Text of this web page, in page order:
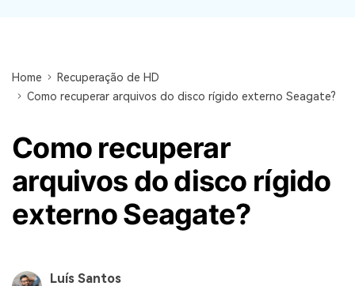
Home
Recuperação de HD
Como recuperar arquivos do disco rígido externo Seagate?
Como recuperar
arquivos do disco rígido
externo Seagate?
Luís Santos